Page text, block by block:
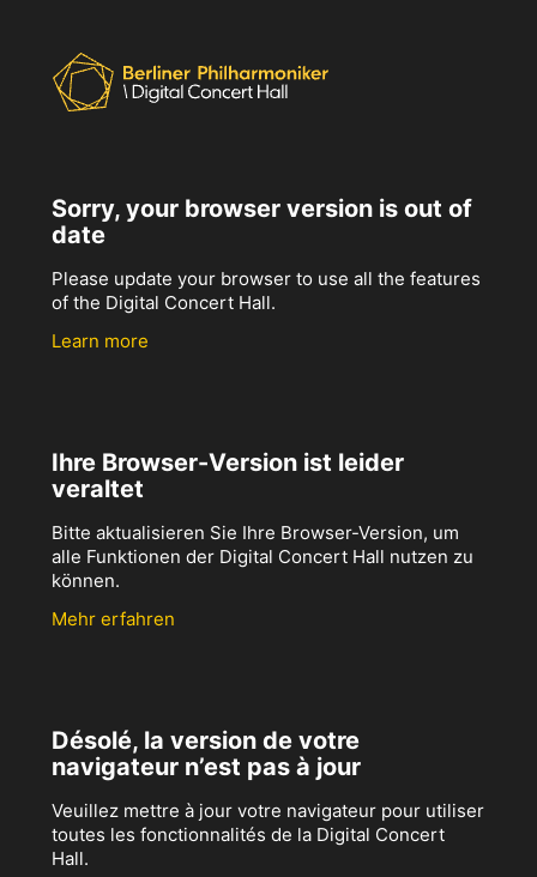
Sorry, your browser version is out of
date
Please update your browser to use all the features
of the Digital Concert Hall.
Learn more
Ihre Browser-Version ist leider
veraltet
Bitte aktualisieren Sie Ihre Browser-Version, um
alle Funktionen der Digital Concert Hall nutzen zu
können.
Mehr erfahren
Désolé, la version de votre
navigateur n’est pas à jour
Veuillez mettre à jour votre navigateur pour utiliser
toutes les fonctionnalités de la Digital Concert
Hall.